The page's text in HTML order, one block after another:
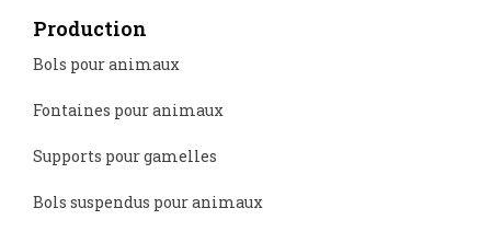
Production
Bols pour animaux
Fontaines pour animaux
Supports pour gamelles
Bols suspendus pour animaux